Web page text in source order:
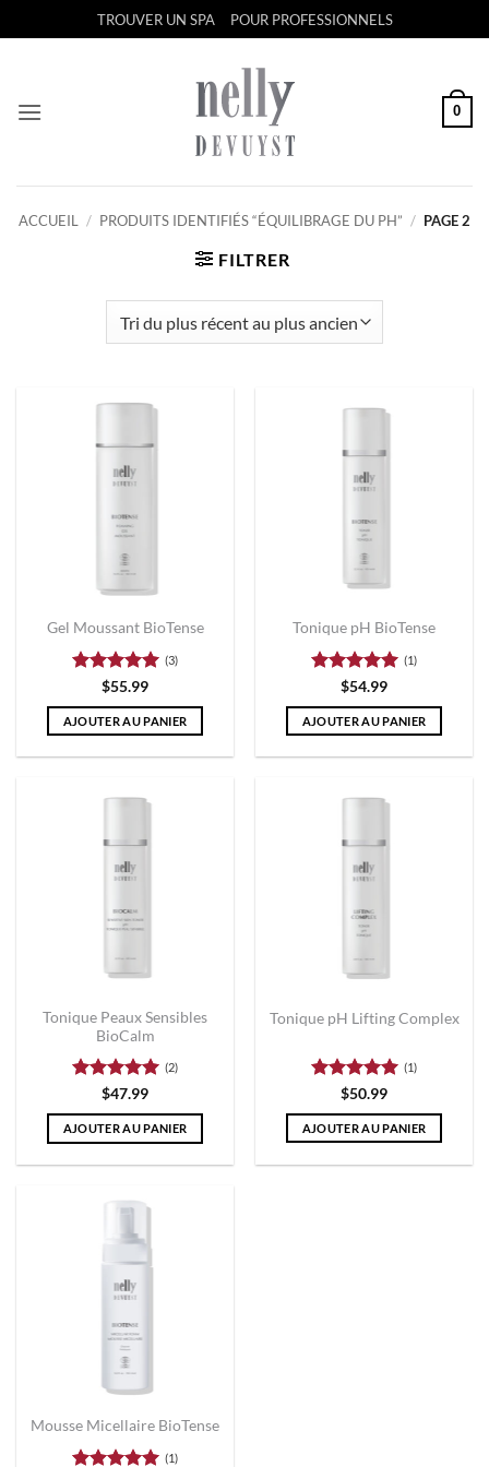
au
TROUVER UN SPA POUR PROFESSIONNELS
0
ACCUEIL / PRODUITS IDENTIFIÉS “ÉQUILIBRAGE DU PH” / PAGE 2
FILTRER
Gel Moussant BioTense
Note5sur
5
(3)
$55.99
AJOUTER AU PANIER
Tonique pH BioTense
Note5sur
5
(1)
$54.99
AJOUTER AU PANIER
Tonique Peaux Sensibles
BioCalm
Note5sur
5
(2)
$47.99
AJOUTER AU PANIER
Tonique pH Lifting Complex
Note5sur
5
(1)
$50.99
AJOUTER AU PANIER
Mousse Micellaire BioTense
(1)